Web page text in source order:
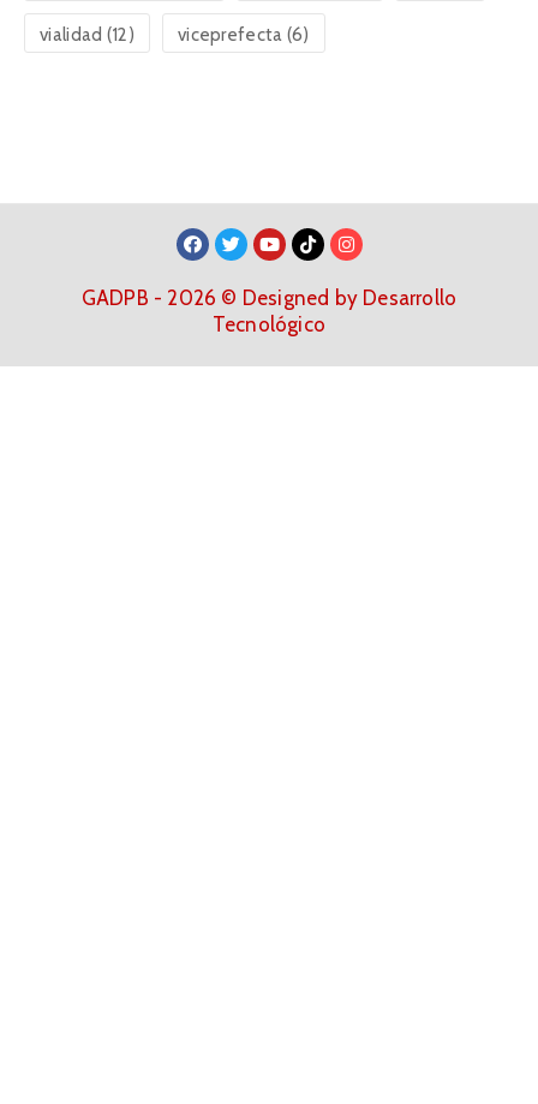
vialidad (12) viceprefecta (6)
GADPB - 2026 © Designed by Desarrollo
Tecnológico